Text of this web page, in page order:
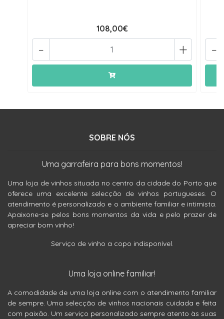
108,00€
+
- -
SOBRE NÓS
Uma garrafeira para bons momentos!
Uma loja de vinhos situada no centro da cidade do Porto que
oferece uma excelente selecção de vinhos portugueses. O
atendimento é personalizado e o ambiente familiar e intimista.
Apaixone-se pelos bons momentos da vida e pelo prazer de
apreciar bom vinho!
Serviço de vinho a copo indisponível.
Uma loja online familiar!
A comodidade de uma loja online com o atendimento familiar
de sempre. Uma selecção de vinhos nacionais cuidada e feita
com paixão. Um serviço personalizado sempre atento às suas